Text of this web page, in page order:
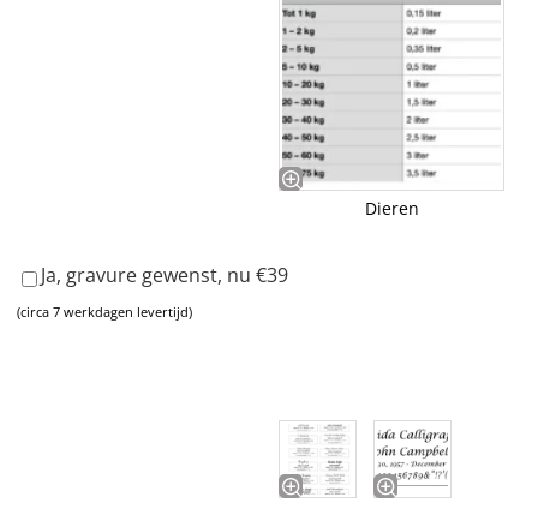
Dieren
Ja, gravure gewenst, nu €39
(circa 7 werkdagen levertijd)